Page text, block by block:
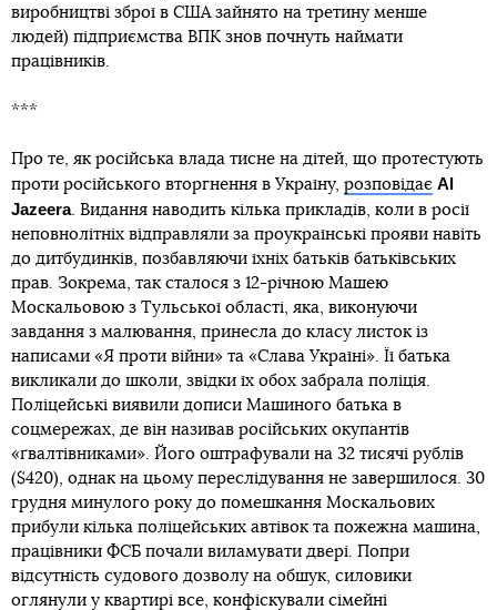
виробництві зброї в США зайнято на третину менше
людей) підприємства ВПК знов почнуть наймати
працівників.
***
Про те, як російська влада тисне на дітей, що протестують
проти російського вторгнення в Україну, розповідає Al
Jazeera. Видання наводить кілька прикладів, коли в росії
неповнолітніх відправляли за проукраїнські прояви навіть
до дитбудинків, позбавляючи їхніх батьків батьківських
прав. Зокрема, так сталося з 12-річною Машею
Москальовою з Тульської області, яка, виконуючи
завдання з малювання, принесла до класу листок із
написами «Я проти війни» та «Слава Україні». Її батька
викликали до школи, звідки їх обох забрала поліція.
Поліцейські виявили дописи Машиного батька в
соцмережах, де він називав російських окупантів
«ґвалтівниками». Його оштрафували на 32 тисячі рублів
($420), однак на цьому переслідування не завершилося. 30
грудня минулого року до помешкання Москальових
прибули кілька поліцейських автівок та пожежна машина,
працівники ФСБ почали виламувати двері. Попри
відсутність судового дозволу на обшук, силовики
оглянули у квартирі все, конфіскували сімейні